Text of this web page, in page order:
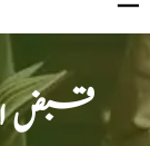
قبض